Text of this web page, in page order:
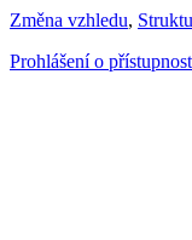
Změna vzhledu,
Prohlášení o